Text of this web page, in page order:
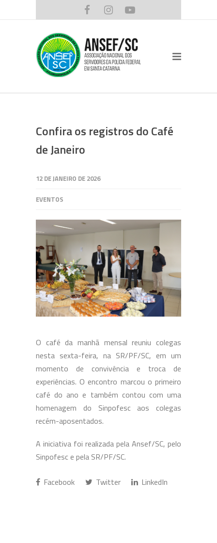
Confira os registros do Café
de Janeiro
12 DE JANEIRO DE 2026
EVENTOS
O café da manhã mensal reuniu colegas
nesta sexta-feira, na SR/PF/SC, em um
momento de convivência e troca de
experiências. O encontro marcou o primeiro
café do ano e também contou com uma
homenagem do Sinpofesc aos colegas
recém-aposentados.
A iniciativa foi realizada pela Ansef/SC, pelo
Sinpofesc e pela SR/PF/SC.
Facebook Twitter LinkedIn